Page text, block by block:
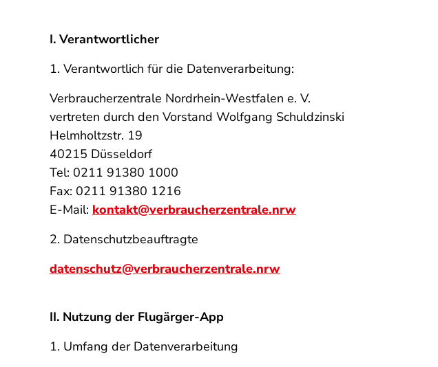
I. Verantwortlicher
1. Verantwortlich für die Datenverarbeitung:
Verbraucherzentrale Nordrhein-Westfalen e. V.
vertreten durch den Vorstand Wolfgang Schuldzinski
Helmholtzstr. 19
40215 Düsseldorf
Tel: 0211 91380 1000
Fax: 0211 91380 1216
E-Mail: kontakt@verbraucherzentrale.nrw
2. Datenschutzbeauftragte
datenschutz@verbraucherzentrale.nrw
II. Nutzung der Flugärger-App
1. Umfang der Datenverarbeitung